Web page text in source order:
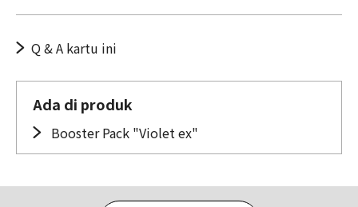
Q & A kartu ini
Ada di produk
Booster Pack "Violet ex"